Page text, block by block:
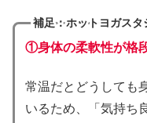
補足：ホットヨガス
①身体の柔軟性が格
常温だとどうしても
いるため、「気持ち